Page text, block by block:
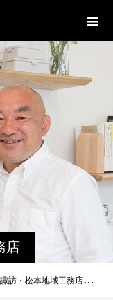
店
族
諏訪・松本地域工務店の【家づくり】 建て替えの基本